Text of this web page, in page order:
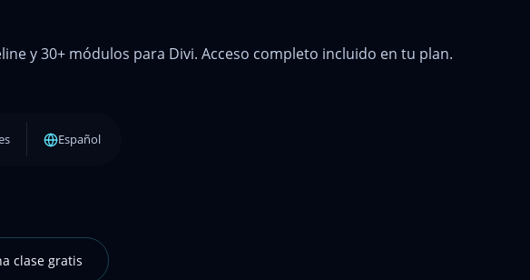
y 30+ módulos para Divi. Acceso completo incluido en tu plan.
Español
clase gratis